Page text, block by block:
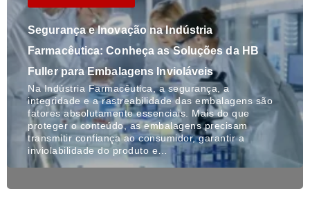
Segurança e Inovação na Indústria
Farmacêutica: Conheça as Soluções da HB
Fuller para Embalagens Invioláveis
Na Indústria Farmacêutica, a segurança, a
integridade e a rastreabilidade das embalagens são
fatores absolutamente essenciais. Mais do que
proteger o conteúdo, as embalagens precisam
transmitir confiança ao consumidor, garantir a
inviolabilidade do produto e…